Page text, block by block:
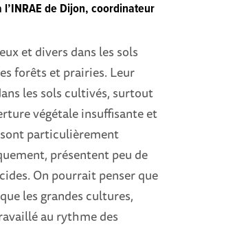
de Dijon, coordinateur
et divers dans les sols
forêts et prairies. Leur
les sols cultivés, surtout
végétale insuffisante et
particulièrement
présentent peu de
On pourrait penser que
les grandes cultures,
au rythme des